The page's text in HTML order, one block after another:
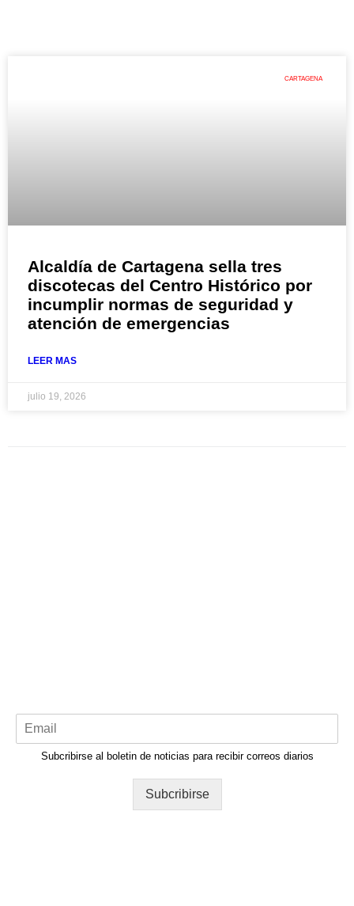
CARTAGENA
Alcaldía de Cartagena sella tres
discotecas del Centro Histórico por
incumplir normas de seguridad y
atención de emergencias
LEER MAS
julio 19, 2026
Subcribirse al boletin de noticias para recibir correos diarios
Subcribirse